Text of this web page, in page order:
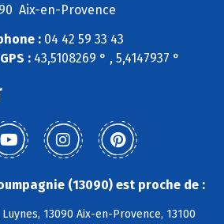
Aix-en-Provence
: 04 42 59 33 43
:43,5108269 ° , 5,4147937 °
(13090) est proche de :
13090 Aix-en-Provence, 13100